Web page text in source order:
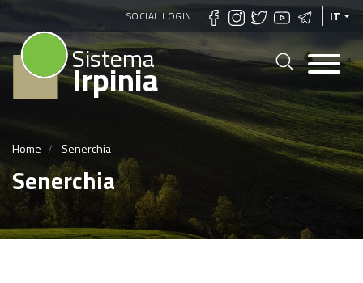
Salta
al
contenuto
principale
SOCIAL LOGIN IT
Sistema
Irpinia
Home Senerchia
Senerchia